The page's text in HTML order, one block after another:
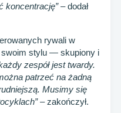
koncentrację”– dodał
rywali w
swoim stylu — skupiony i
zespół jest twardy.
patrzeć na żadną
Musimy się
– zakończył.